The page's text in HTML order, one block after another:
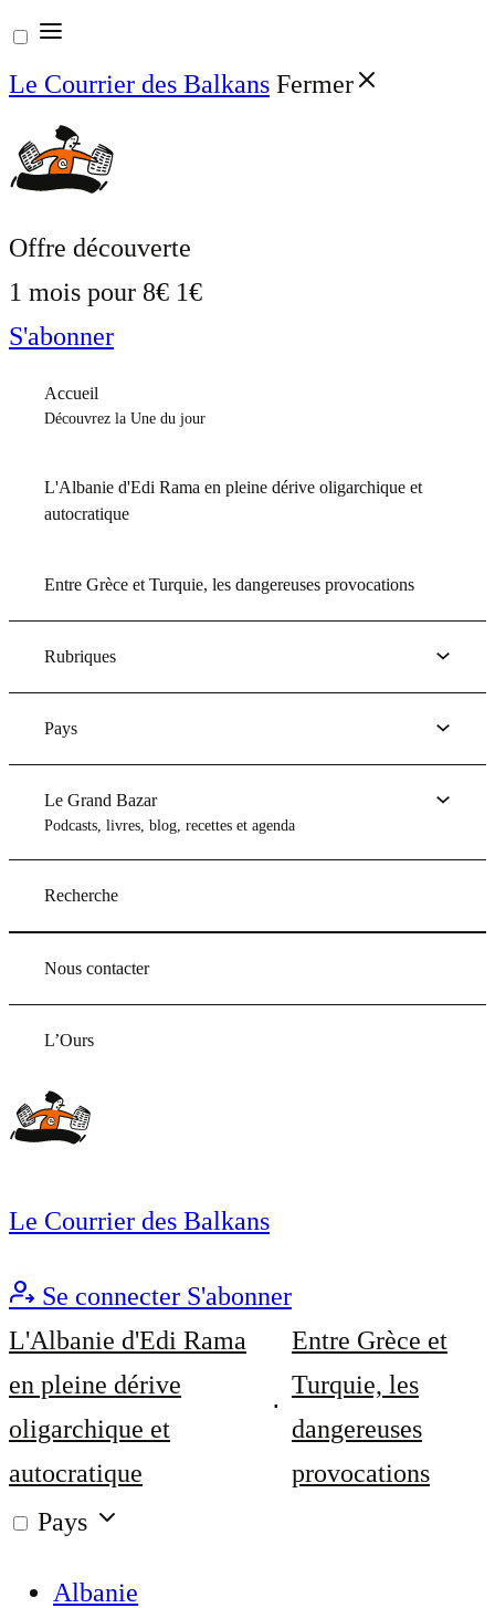
Aller
au
contenu
Le Courrier des Balkans Fermer
Offre découverte
1 mois pour 8€ 1€
S'abonner
Accueil
Découvrez la Une du jour
L'Albanie d'Edi Rama en pleine dérive oligarchique et
autocratique
Entre Grèce et Turquie, les dangereuses provocations
Rubriques
Pays
Le Grand Bazar
Podcasts, livres, blog, recettes et agenda
Recherche
Nous contacter
L’Ours
Le Courrier des Balkans
Se connecter S'abonner
L'Albanie d'Edi Rama
en pleine dérive
oligarchique et
autocratique
Entre Grèce et
Turquie, les
dangereuses
provocations
Pays
Albanie